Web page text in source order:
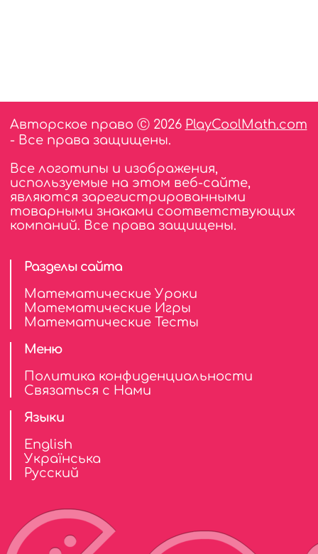
Авторское право Ⓒ 2026 PlayCoolMath.com
- Все права защищены.
Все логотипы и изображения,
используемые на этом веб-сайте,
являются зарегистрированными
товарными знаками соответствующих
компаний. Все права защищены.
Разделы сайта
Математические Уроки
Математические Игры
Математические Тесты
Меню
Политика конфиденциальности
Связаться с Нами
Языки
English
Українська
Русский